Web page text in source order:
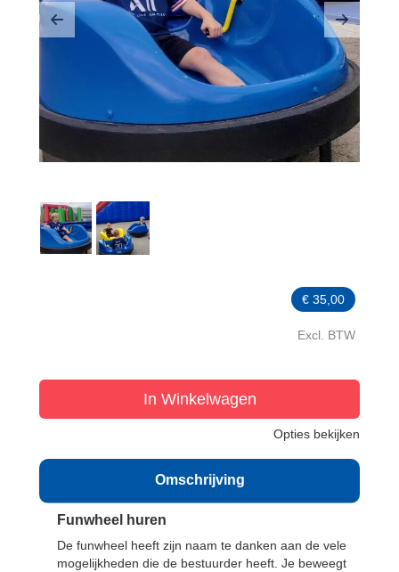
Previous Next
€ 35,00
Excl. BTW
In Winkelwagen
Opties bekijken
Omschrijving
Funwheel huren
De funwheel heeft zijn naam te danken aan de vele
mogelijkheden die de bestuurder heeft. Je beweegt